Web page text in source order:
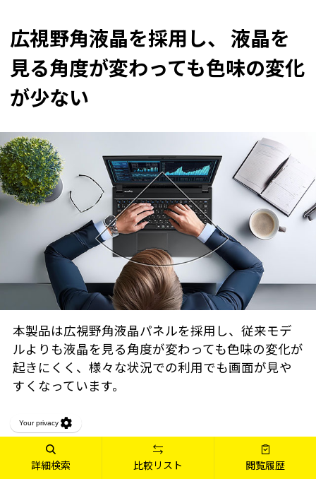
広視野角液晶を採用し、 液晶を
見る角度が変わっても色味の変化
が少ない
本製品は広視野角液晶パネルを採用し、従来モデ
ルよりも液晶を見る角度が変わっても色味の変化が
起きにくく、様々な状況での利用でも画面が見や
すくなっています。
デジタル/アナログ両対応の画面
詳細検索 比較リスト 閲覧履歴
詳細検索 比較リスト 閲覧履歴